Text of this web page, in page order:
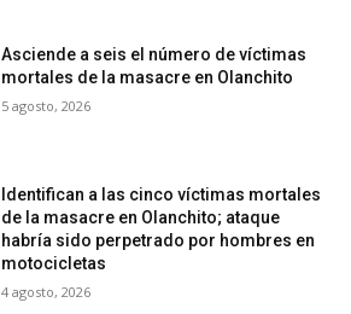
Asciende a seis el número de víctimas
mortales de la masacre en Olanchito
5 agosto, 2026
Identifican a las cinco víctimas mortales
de la masacre en Olanchito; ataque
habría sido perpetrado por hombres en
motocicletas
4 agosto, 2026